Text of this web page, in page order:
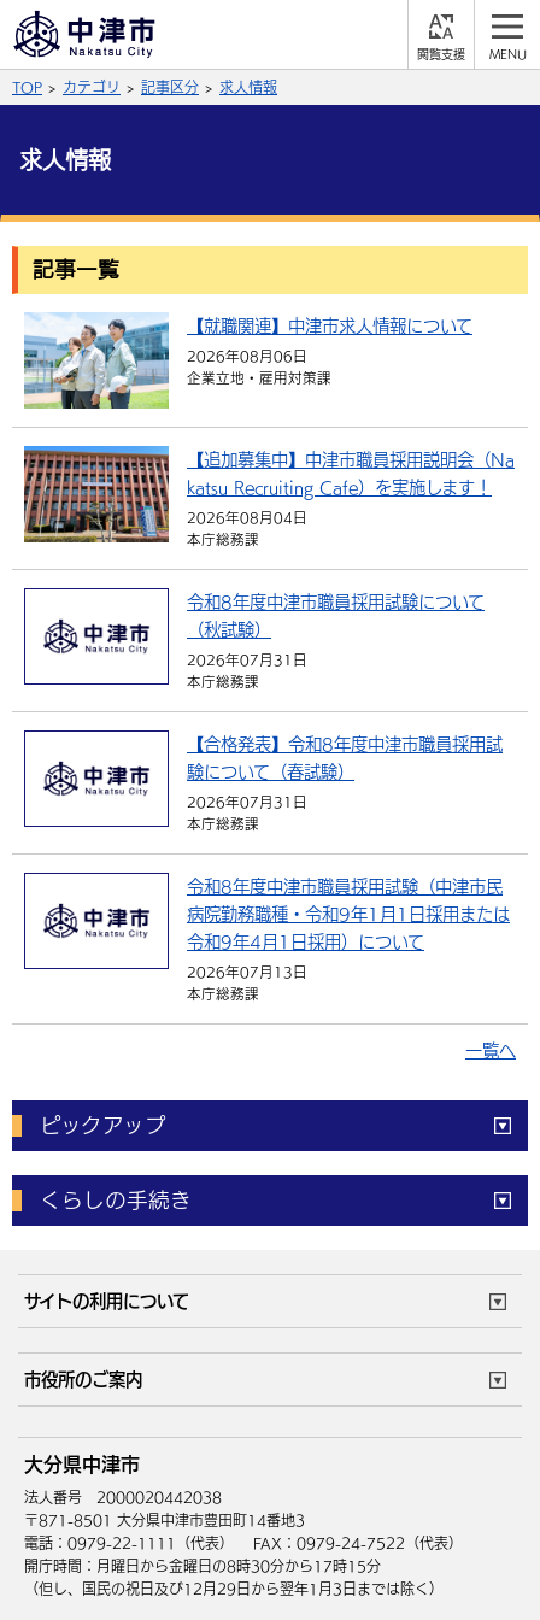
やさしい日本語
ふりがなをつける
よみあげる
黒 青 白
文字の大きさ
言語を選択
英語（English）
中国語（繁体字）
組織案内
Facebook X (Twitter) YouTube
サイト内検索
総合メニュー
くらしの情報
福祉・介護 健康・予防
税金 住宅・インフラ
環境・衛生 生涯学習・スポーツ・人権
入札・契約 産業・雇用
農林水産業 税金
都市整備
子育て・教育
施設情報 子どもを預ける
手当・助成 健康・医療
相談・支援・情報
観光・移住
観光なび スポットを探す
遊ぶ・体験する
中津市について
地方創生・地域活性化
行政・計画
TOP カテゴリ 記事区分 求人情報
求人情報
記事一覧
【就職関連】中津市求人情報について
2026年08月06日
企業立地・雇用対策課
【追加募集中】中津市職員採用説明会（Na
katsu Recruiting Cafe）を実施します！
2026年08月04日
本庁総務課
令和8年度中津市職員採用試験について
（秋試験）
2026年07月31日
本庁総務課
【合格発表】令和8年度中津市職員採用試
験について（春試験）
2026年07月31日
本庁総務課
令和8年度中津市職員採用試験（中津市民
病院勤務職種・令和9年1月1日採用または
令和9年4月1日採用）について
2026年07月13日
本庁総務課
一覧へ
ピックアップ
電子申請 窓口の混雑状況
体育施設予約状況 ご意見・ご要望
くらしの手続き
成人・仕事
住まい・引越 ごみ・環境
健康・医療 障がい・福祉
高齢・介護
サイトの利用について
サイトマップ
市役所のご案内
庁舎地図 組織案内
中津市へのアクセス
大分県中津市
法人番号 2000020442038
〒871-8501 大分県中津市豊田町14番地3
電話：0979-22-1111（代表）
FAX：0979-24-7522（代表）
開庁時間：月曜日から金曜日の8時30分から17時15分
（但し、国民の祝日及び12月29日から翌年1月3日までは除く）